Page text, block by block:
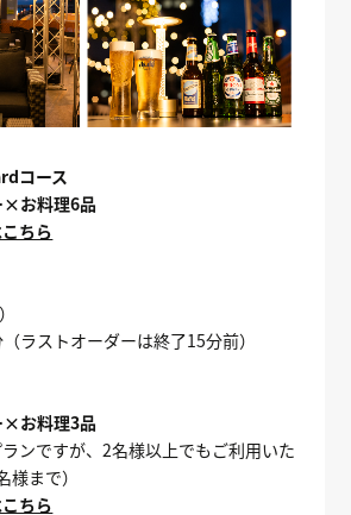
コース
×お料理6品
ちら
ラストオーダーは終了15分前）
×お料理3品
ンですが、2名様以上でもご利用いた
まで）
ちら